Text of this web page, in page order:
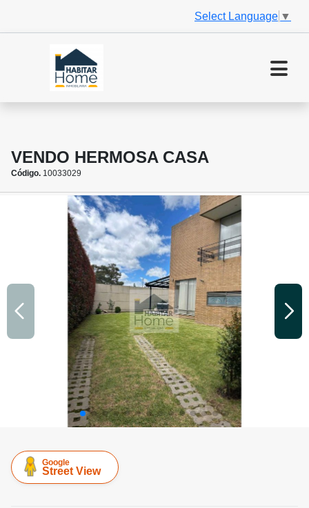
Select Language ▼
VENDO HERMOSA CASA
Código. 10033029
Google
Street View